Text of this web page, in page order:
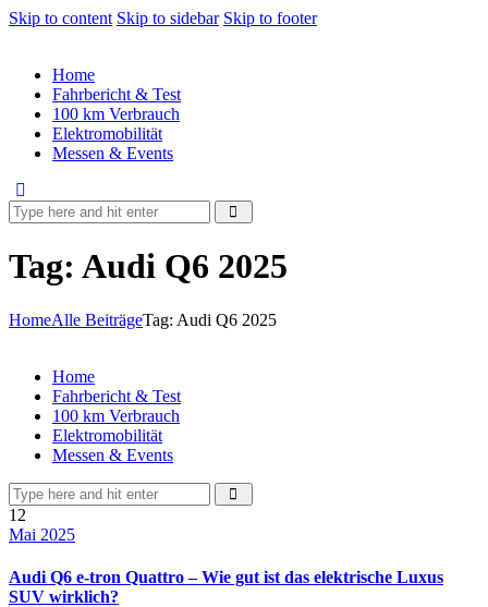
Skip to content Skip to sidebar Skip to footer
Home
Fahrbericht & Test
100 km Verbrauch
Elektromobilität
Messen & Events
Tag: Audi Q6 2025
HomeAlle BeiträgeTag: Audi Q6 2025
Home
Fahrbericht & Test
100 km Verbrauch
Elektromobilität
Messen & Events
12
Mai 2025
Audi Q6 e-tron Quattro – Wie gut ist das elektrische Luxus
SUV wirklich?